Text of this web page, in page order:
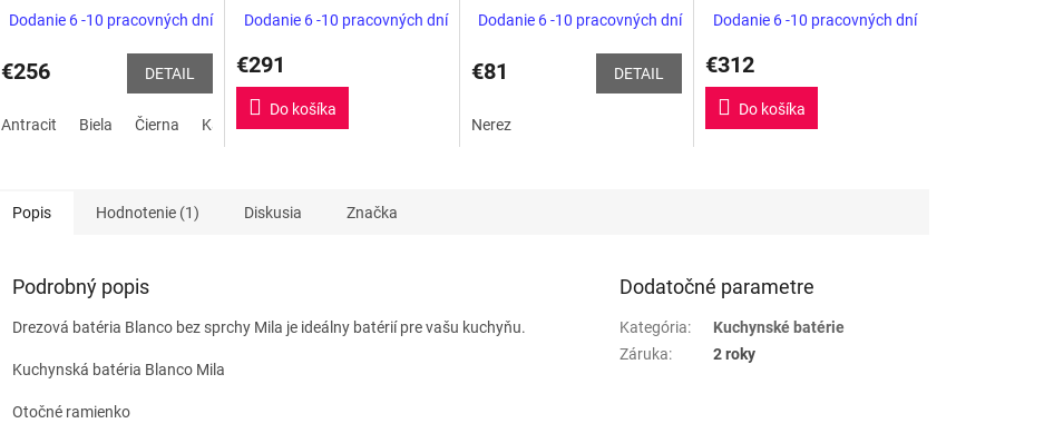
Dodanie 6 -10 pracovných dní
€256 DETAIL
Antracit Biela Čierna Kávová
Dodanie 6 -10 pracovných dní
€291
Do košíka
Dodanie 6 -10 pracovných dní
€81 DETAIL
Nerez
Dodanie 6 -10 pracovných dní
€312
Do košíka
Popis Hodnotenie (1) Diskusia Značka
Podrobný popis
Drezová batéria Blanco bez sprchy Mila je ideálny batérií pre vašu kuchyňu.
Kuchynská batéria Blanco Mila
Otočné ramienko
Dodatočné parametre
Kategória:
Kuchynské batérie
Záruka: 2 roky